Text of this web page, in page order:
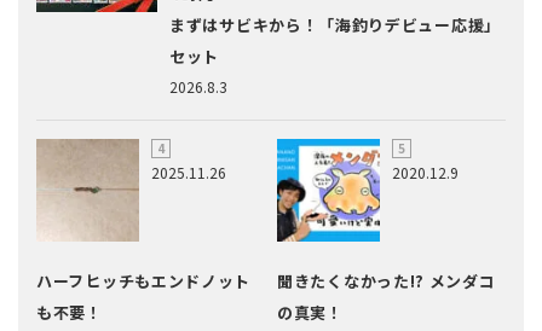
2026.8.3
まずはサビキから！「海釣りデビュー応援」
セット
2025.11.26
ハーフヒッチもエンドノット
も不要！
2020.12.9
聞きたくなかった!? メンダコ
の真実！